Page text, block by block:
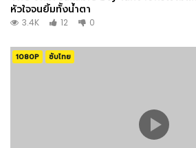
หัวใจจนยิ้มทั้งน้ำตา
3.4K 12 0
1080P ซับไทย